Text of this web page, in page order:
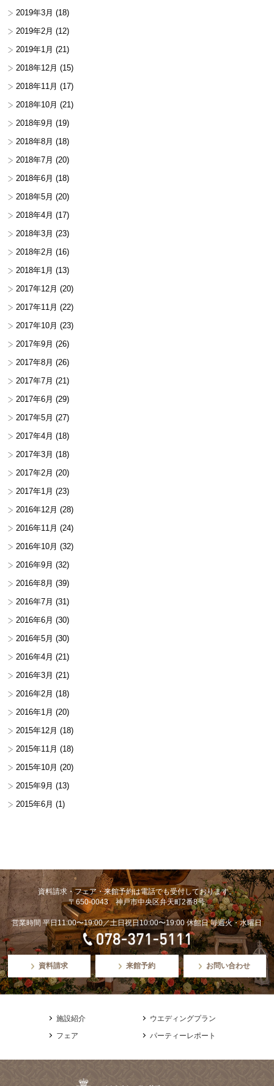
2019年3月 (18)
2019年2月 (12)
2019年1月 (21)
2018年12月 (15)
2018年11月 (17)
2018年10月 (21)
2018年9月 (19)
2018年8月 (18)
2018年7月 (20)
2018年6月 (18)
2018年5月 (20)
2018年4月 (17)
2018年3月 (23)
2018年2月 (16)
2018年1月 (13)
2017年12月 (20)
2017年11月 (22)
2017年10月 (23)
2017年9月 (26)
2017年8月 (26)
2017年7月 (21)
2017年6月 (29)
2017年5月 (27)
2017年4月 (18)
2017年3月 (18)
2017年2月 (20)
2017年1月 (23)
2016年12月 (28)
2016年11月 (24)
2016年10月 (32)
2016年9月 (32)
2016年8月 (39)
2016年7月 (31)
2016年6月 (30)
2016年5月 (30)
2016年4月 (21)
2016年3月 (21)
2016年2月 (18)
2016年1月 (20)
2015年12月 (18)
2015年11月 (18)
2015年10月 (20)
2015年9月 (13)
2015年6月 (1)
資料請求・フェア・来館予約は電話でも受付しております。
〒650-0043 神戸市中央区弁天町2番8号
営業時間 平日11:00〜19:00／土日祝日10:00〜19:00 休館日 毎週火・水曜日
資料請求 来館予約 お問い合わせ
施設紹介
ウエディングプラン
フェア
パーティーレポート